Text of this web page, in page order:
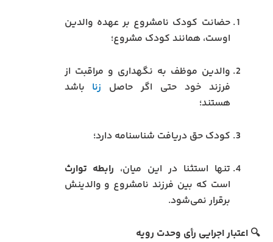
حضانت کودک نامشروع بر عهده والدین
اوست، همانند کودک مشروع؛
والدین موظف به نگهداری و مراقبت از
فرزند خود حتی اگر حاصل زنا باشد
هستند؛
کودک حق دریافت شناسنامه دارد؛
تنها استثنا در این میان، رابطه توارث
است که بین فرزند نامشروع و والدینش
برقرار نمی‌شود.
🔍اعتبار اجرایی رأی وحدت رویه